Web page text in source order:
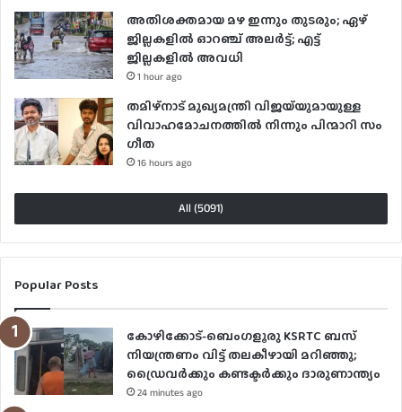
അതിശക്തമായ മഴ ഇന്നും തുടരും; ഏഴ്
ജില്ലകളിൽ ഓറഞ്ച് അലർട്ട്; എട്ട്
ജില്ലകളിൽ അവധി
1 hour ago
തമിഴ്നാട് മുഖ്യമന്ത്രി വിജയ്‌യുമായുള്ള
വിവാഹമോചനത്തിൽ നിന്നും പിന്മാറി സം​
ഗീത
16 hours ago
All (5091)
Popular Posts
കോഴിക്കോട്-ബെംഗളൂരു KSRTC ബസ്
നിയന്ത്രണം വിട്ട് തലകീഴായി മറിഞ്ഞു;
ഡ്രെെവർക്കും കണ്ടക്ടർക്കും ദാരുണാന്ത്യം
24 minutes ago